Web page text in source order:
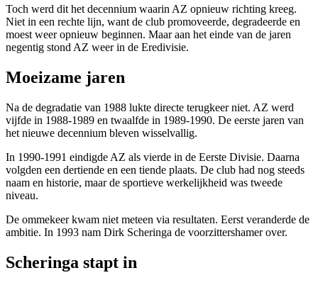
Toch werd dit het decennium waarin AZ opnieuw richting kreeg.
Niet in een rechte lijn, want de club promoveerde, degradeerde en
moest weer opnieuw beginnen. Maar aan het einde van de jaren
negentig stond AZ weer in de Eredivisie.
Moeizame jaren
Na de degradatie van 1988 lukte directe terugkeer niet. AZ werd
vijfde in 1988-1989 en twaalfde in 1989-1990. De eerste jaren van
het nieuwe decennium bleven wisselvallig.
In 1990-1991 eindigde AZ als vierde in de Eerste Divisie. Daarna
volgden een dertiende en een tiende plaats. De club had nog steeds
naam en historie, maar de sportieve werkelijkheid was tweede
niveau.
De ommekeer kwam niet meteen via resultaten. Eerst veranderde de
ambitie. In 1993 nam Dirk Scheringa de voorzittershamer over.
Scheringa stapt in